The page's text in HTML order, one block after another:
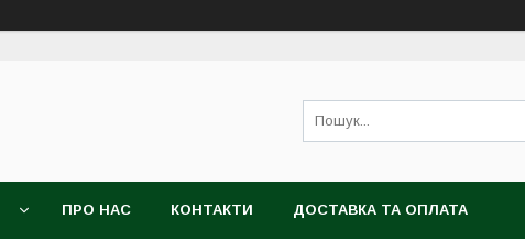
ПРО НАС КОНТАКТИ ДОСТАВКА ТА ОПЛАТА